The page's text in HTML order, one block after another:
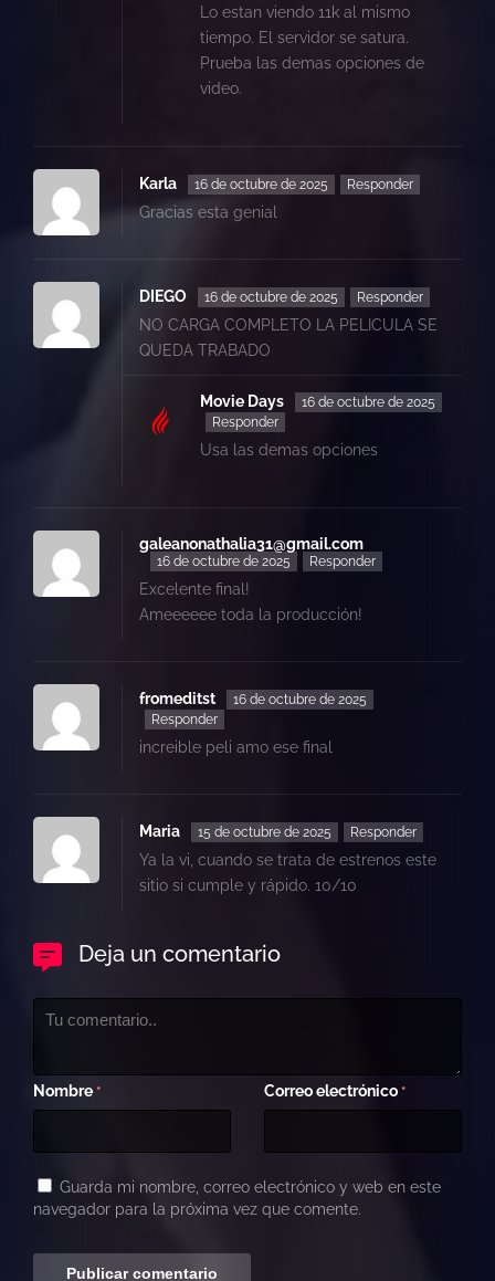
Lo estan viendo 11k al mismo
tiempo. El servidor se satura.
Prueba las demas opciones de
video.
Karla 16 de octubre de 2025 Responder
Gracias esta genial
DIEGO 16 de octubre de 2025 Responder
NO CARGA COMPLETO LA PELICULA SE
QUEDA TRABADO
Movie Days
16 de octubre de 2025
Responder
Usa las demas opciones
galeanonathalia31@gmail.com
16 de octubre de 2025 Responder
Excelente final!
Ameeeeee toda la producción!
fromeditst
16 de octubre de 2025
Responder
increible peli amo ese final
Maria 15 de octubre de 2025 Responder
Ya la vi, cuando se trata de estrenos este
sitio si cumple y rápido. 10/10
Deja un comentario
Nombre * Correo electrónico *
Guarda mi nombre, correo electrónico y web en este
navegador para la próxima vez que comente.